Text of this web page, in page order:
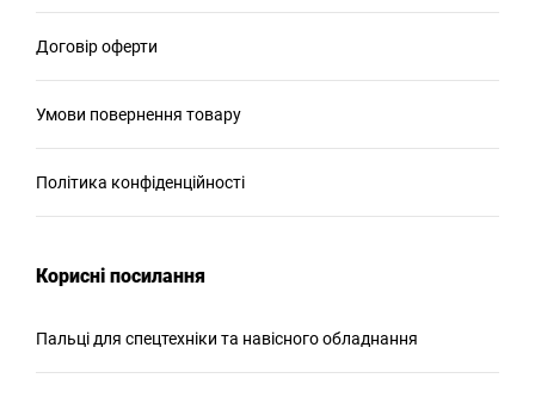
Договір оферти
Умови повернення товару
Політика конфіденційності
Корисні посилання
Пальці для спецтехніки та навісного обладнання